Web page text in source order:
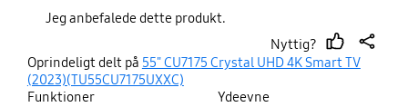
Jeg anbefalede dette produkt.
Nyttig?
thumbshare
Oprindeligt delt på 55" CU7175 Crystal UHD 4K Smart TV
(2023)(TU55CU7175UXXC)
Funktioner
Ydeevne